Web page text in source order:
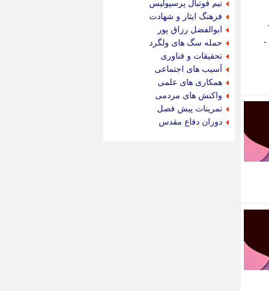
-
تیم فوتبال پرسپولیس
فرهنگ ایثار و شهادت
ابوالفضل رزاق پور
حمله سگ های ولگرد
تحقیقات و فناوری
آسیب های اجتماعی
همکاری های علمی
واکنش های مردمی
تمرینات پیش فصل
دوران دفاع مقدس